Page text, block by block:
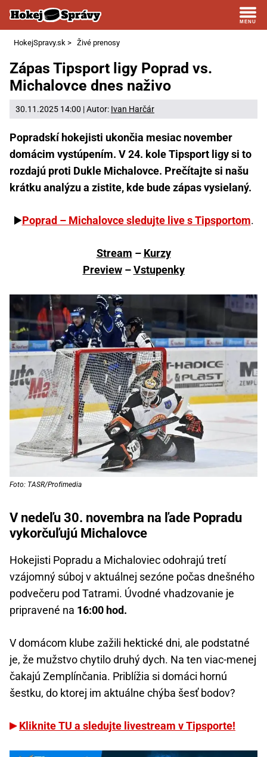
HokejSpravy.sk > Živé prenosy
Zápas Tipsport ligy Poprad vs.
Michalovce dnes naživo
30.11.2025 14:00 | Autor: Ivan Harčár
Popradskí hokejisti ukončia mesiac november
domácim vystúpením. V 24. kole Tipsport ligy si to
rozdajú proti Dukle Michalovce. Prečítajte si našu
krátku analýzu a zistite, kde bude zápas vysielaný.
▶️Poprad – Michalovce sledujte live s Tipsportom.
Stream – Kurzy
Preview–Vstupenky
Foto: TASR/Profimedia
V nedeľu 30. novembra na ľade Popradu
vykorčuľujú Michalovce
Hokejisti Popradu a Michaloviec odohrajú tretí
vzájomný súboj v aktuálnej sezóne počas dnešného
podvečeru pod Tatrami. Úvodné vhadzovanie je
pripravené na 16:00 hod.
V domácom klube zažili hektické dni, ale podstatné
je, že mužstvo chytilo druhý dych. Na ten viac-menej
čakajú Zemplínčania. Priblížia si domáci hornú
šestku, do ktorej im aktuálne chýba šesť bodov?
Kliknite TU a sledujte livestream v Tipsporte!